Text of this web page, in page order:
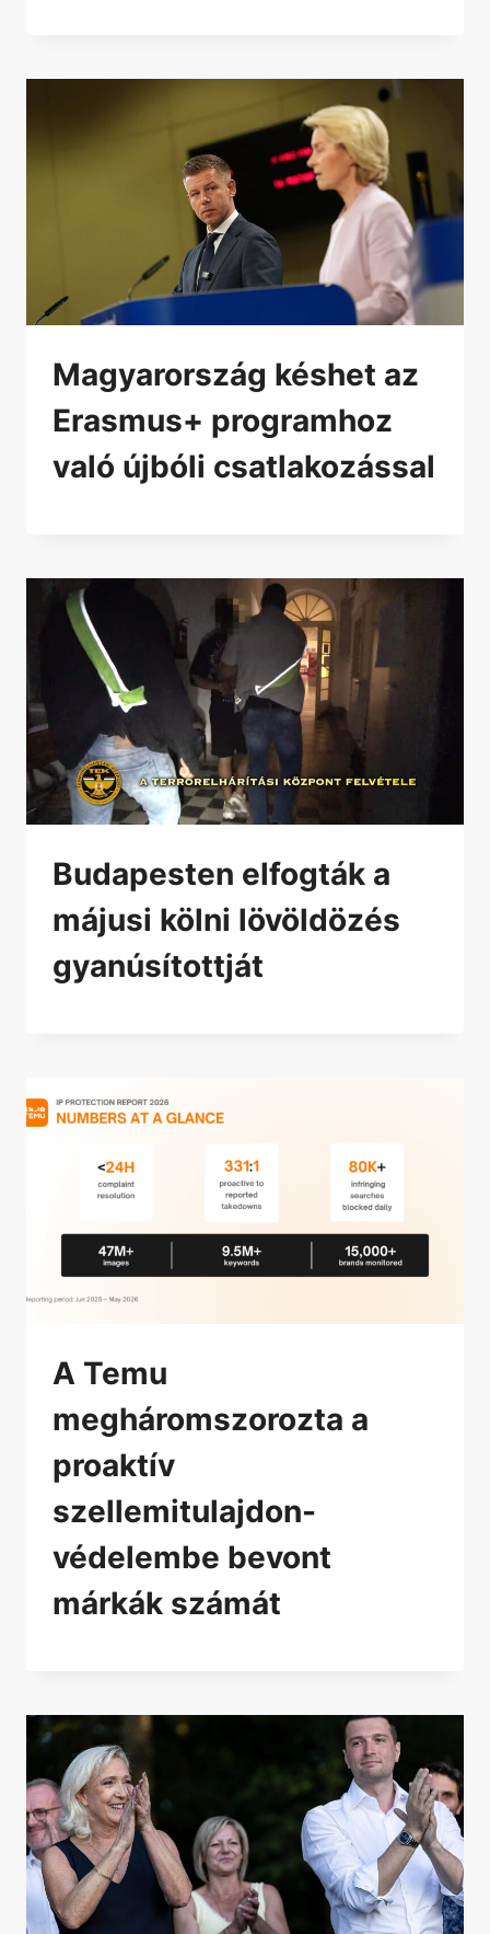
Magyarország késhet az
Erasmus+ programhoz
való újbóli csatlakozással
Budapesten elfogták a
májusi kölni lövöldözés
gyanúsítottját
A Temu
megháromszorozta a
proaktív
szellemitulajdon-
védelembe bevont
márkák számát